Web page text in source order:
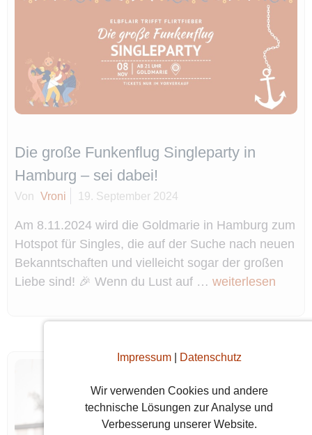
Impressum| Datenschutz
Wir verwenden Cookies und andere
technische Lösungen zur Analyse und
Verbesserung unserer Website.
Die große Funkenflug Singleparty in
Hamburg – sei dabei!
Von Vroni 19. September 2024
Am 8.11.2024 wird die Goldmarie in Hamburg zum
Hotspot für Singles, die auf der Suche nach neuen
Bekanntschaften und vielleicht sogar der großen
Liebe sind! 🎉 Wenn du Lust auf … weiterlesen